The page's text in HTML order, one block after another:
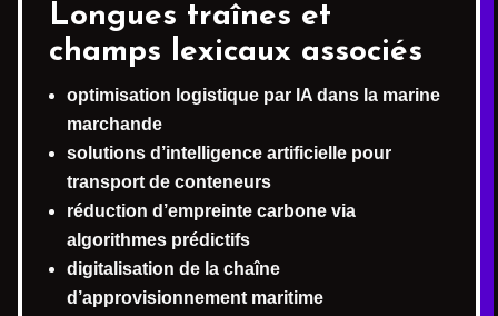
Longues traînes et
champs lexicaux associés
optimisation logistique par IA dans la marine
marchande
solutions d’intelligence artificielle pour
transport de conteneurs
réduction d’empreinte carbone via
algorithmes prédictifs
digitalisation de la chaîne
d’approvisionnement maritime